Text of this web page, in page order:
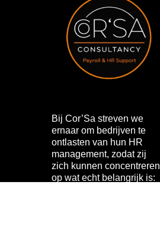
Bij Cor’Sa streven we
ernaar om bedrijven te
ontlasten van hun HR
management, zodat zij
zich kunnen concentreren
op wat echt belangrijk is: